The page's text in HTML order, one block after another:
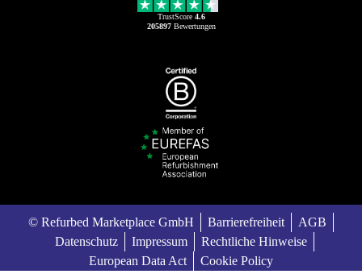
TrustScore 4.6
205897Bewertungen
© Refurbed Marketplace GmbH Barrierefreiheit
AGB
Datenschutz
Impressum
Rechtliche Hinweise
European Data Act
Cookie Policy